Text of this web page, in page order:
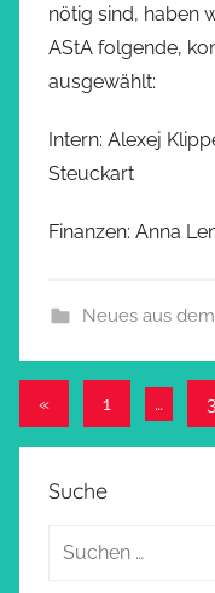
nötig sind, haben
AStA folgende,
ausgewählt:
Intern: Alexej
Steuckart
Finanzen: Anna
Neues aus
«Vorherige
1 … 3
Suche